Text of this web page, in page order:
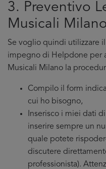
3. Preventivo
Musicali
Se voglio quindi utilizzare
impegno di Helpdone per
Musicali Milano la
Compilo il form
cui ho bisogno,
Inserisco i miei dati
inserire sempre un
quale potete
discutere
professionista).